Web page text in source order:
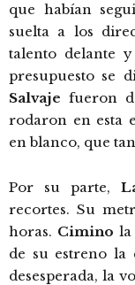
que habían
suelta a los
talento delante
presupuesto se
Salvaje fueron
rodaron en esta
en blanco, que
Por su parte,
recortes. Su
horas. Cimino la
de su estreno la
desesperada, la